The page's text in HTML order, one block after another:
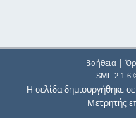
Βοήθεια|
SMF 2.1.6
Η σελίδα δημιουργήθηκε
Μετρητής